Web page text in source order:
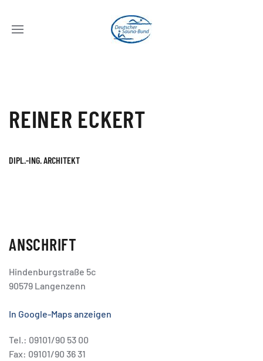
REINER ECKERT
DIPL.-ING. ARCHITEKT
ANSCHRIFT
Hindenburgstraße 5c
90579 Langenzenn
In Google-Maps anzeigen
Tel.: 09101/90 53 00
Fax: 09101/90 36 31